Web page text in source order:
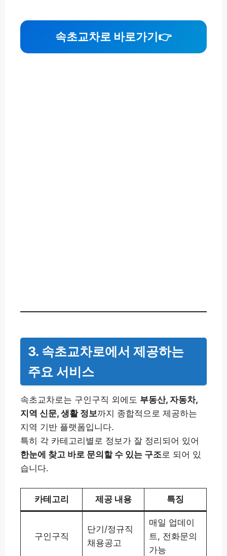
속초교차로 바로가기👉
3. 속초교차로에서 제공하는
주요 서비스
속초교차로는 구인구직 외에도 부동산, 자동차,
지역 신문, 생활 정보까지 종합적으로 제공하는
지역 기반 플랫폼입니다.
특히 각 카테고리별로 정보가 잘 정리되어 있어
한눈에 찾고 바로 문의할 수 있는 구조로 되어 있
습니다.
카테고리 제공 내용 특징
구인구직
단기/정규직
채용공고
매일 업데이
트, 전화문의
가능